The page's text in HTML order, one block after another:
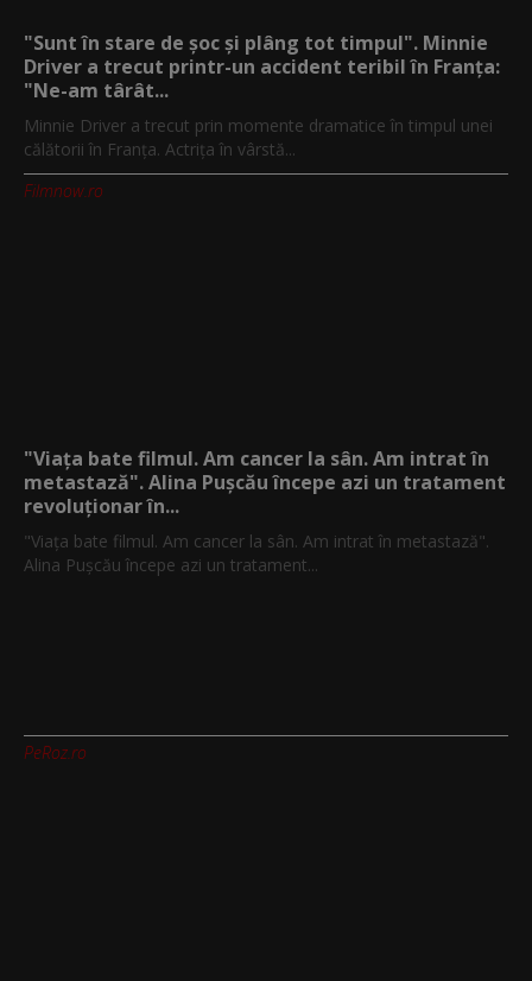
"Sunt în stare de șoc și plâng tot timpul". Minnie
Driver a trecut printr-un accident teribil în Franța:
"Ne-am târât...
Minnie Driver a trecut prin momente dramatice în timpul unei
călătorii în Franța. Actrița în vârstă...
Filmnow.ro
"Viața bate filmul. Am cancer la sân. Am intrat în
metastază". Alina Pușcău începe azi un tratament
revoluționar în...
"Viața bate filmul. Am cancer la sân. Am intrat în metastază".
Alina Pușcău începe azi un tratament...
PeRoz.ro